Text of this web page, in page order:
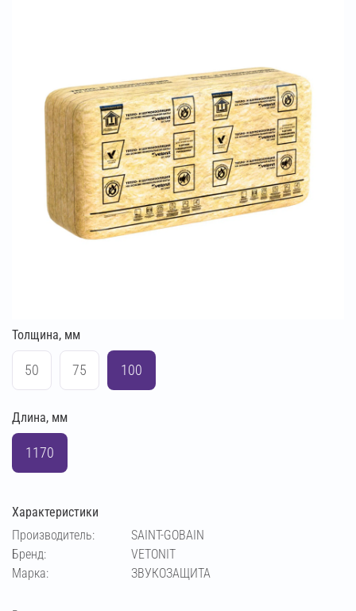
Толщина, мм
50 75 100
Длина, мм
1170
Характеристики
Производитель:
SAINT-GOBAIN
Бренд:
VETONIT
Марка:
ЗВУКОЗАЩИТА